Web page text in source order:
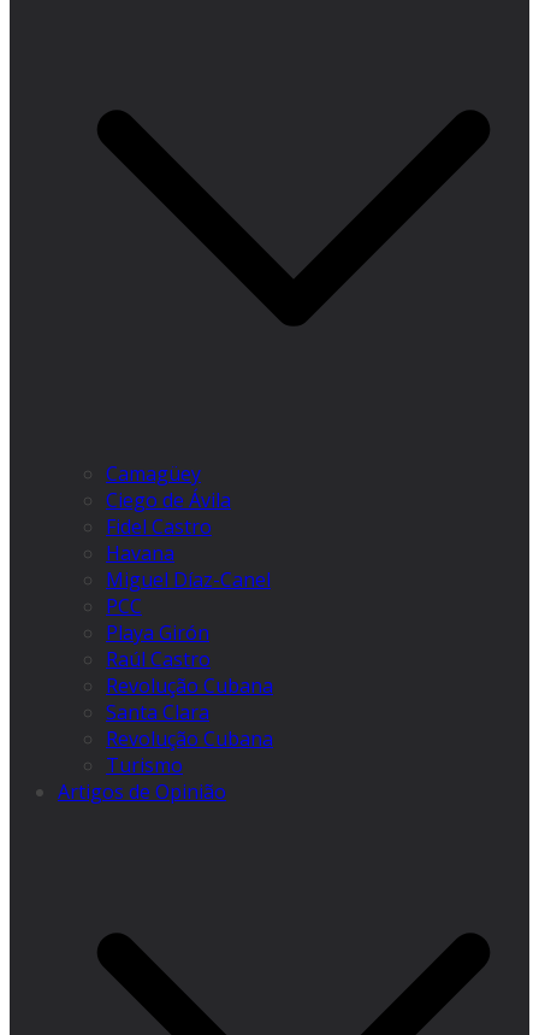
Camagüey
Ciego de Ávila
Fidel Castro
Havana
Miguel Díaz-Canel
PCC
Playa Girón
Raúl Castro
Revolução Cubana
Santa Clara
Revolução Cubana
Turismo
Artigos de Opinião